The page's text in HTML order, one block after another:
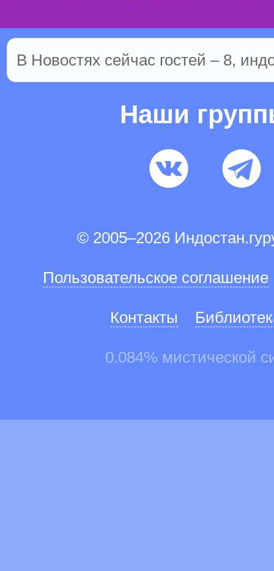
В Новостях сейчас гостей – 8,
Наши
© 2005–2026
Пользовательское соглашение
Контакты
0.084% мистической